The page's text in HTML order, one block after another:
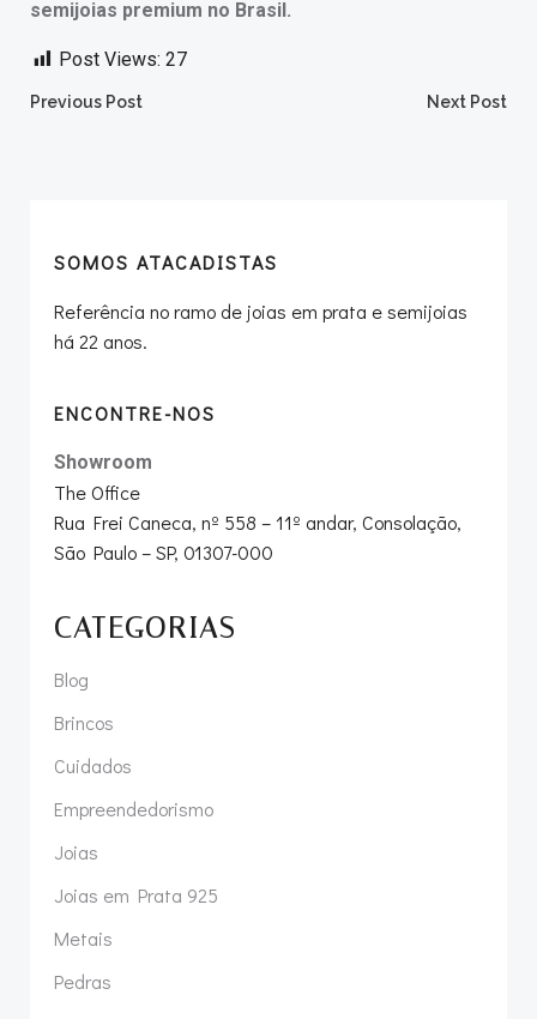
semijoias premium no Brasil.
Post Views: 27
Post
Previous Post Next Post
SOMOS ATACADISTAS
Referência no ramo de joias em prata e semijoias
há 22 anos.
ENCONTRE-NOS
Showroom
The Office
Rua Frei Caneca, nº 558 – 11º andar, Consolação,
São Paulo – SP, 01307-000
CATEGORIAS
Blog
Brincos
Cuidados
Empreendedorismo
Joias
Joias em Prata 925
Metais
Pedras